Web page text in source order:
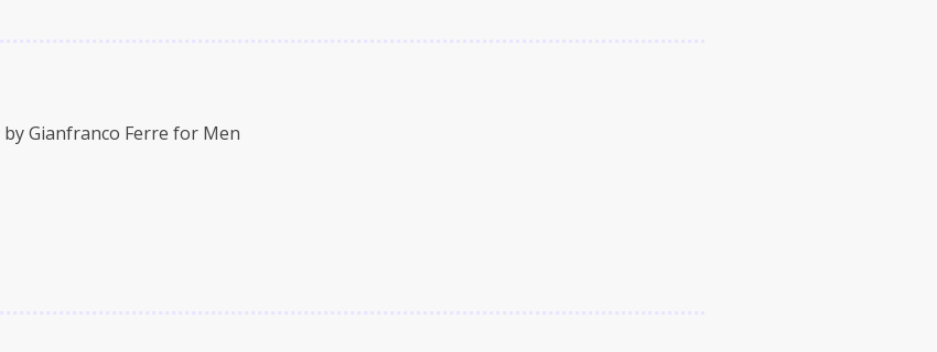
レ
by Gianfranco Ferre for Men